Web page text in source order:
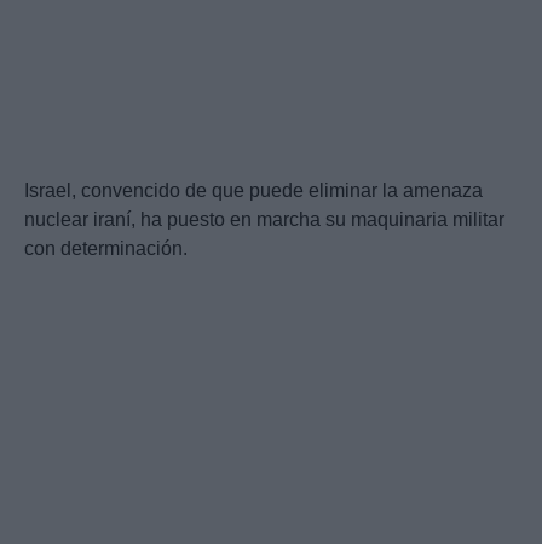
Israel, convencido de que puede eliminar la amenaza
nuclear iraní, ha puesto en marcha su maquinaria militar
con determinación.